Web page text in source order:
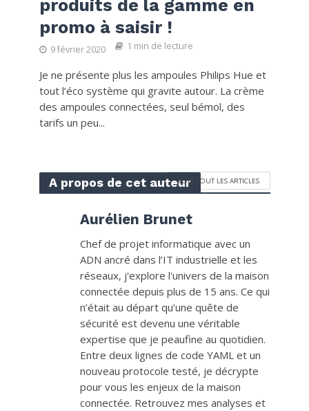
produits de la gamme en
promo à saisir !
9 février 2020 1 min de lecture
Je ne présente plus les ampoules Philips Hue et
tout l’éco système qui gravite autour. La crème
des ampoules connectées, seul bémol, des
tarifs un peu...
A propos de cet auteurVOIR TOUT LES ARTICLES
Aurélien Brunet
Chef de projet informatique avec un
ADN ancré dans l’IT industrielle et les
réseaux, j'explore l'univers de la maison
connectée depuis plus de 15 ans. Ce qui
n’était au départ qu’une quête de
sécurité est devenu une véritable
expertise que je peaufine au quotidien.
Entre deux lignes de code YAML et un
nouveau protocole testé, je décrypte
pour vous les enjeux de la maison
connectée. Retrouvez mes analyses et